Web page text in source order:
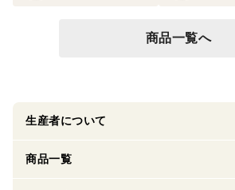
商品一覧へ
生産者について
商品一覧